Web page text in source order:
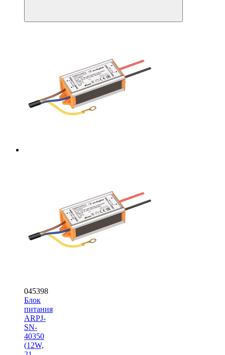
045398
Блок
питания
ARPJ-
SN-
40350
(12W,